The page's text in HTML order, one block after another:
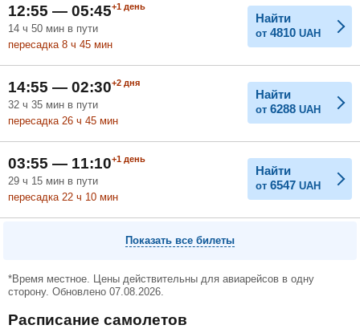
12:55 — 05:45+1 день
14 ч 50 мин в пути
пересадка 8 ч 45 мин
Найти
от 4810 UAH
14:55 — 02:30+2 дня
32 ч 35 мин в пути
пересадка 26 ч 45 мин
Найти
от 6288 UAH
03:55 — 11:10+1 день
29 ч 15 мин в пути
пересадка 22 ч 10 мин
Найти
от 6547 UAH
Показать все билеты
*Время местное. Цены действительны для авиарейсов в одну
сторону. Обновлено 07.08.2026.
Расписание самолетов